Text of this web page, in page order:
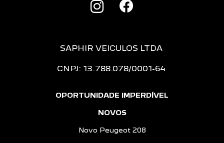
SAPHIR VEICULOS LTDA
CNPJ: 13.788.078/0001-64
OPORTUNIDADE IMPERDÍVEL
NOVOS
Novo Peugeot 208